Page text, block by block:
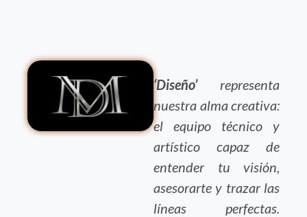
‘Diseño’representa
nuestra alma creativa:
el equipo técnico y
artístico capaz de
entender tu visión,
asesorarte y trazar las
líneas perfectas.